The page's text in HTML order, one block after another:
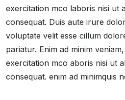
exercitation mco laboris nisi ut
consequat. Duis aute irure
voluptate velit esse cillum
pariatur. Enim ad minim
exercitation mco aboris nisi ut
consequat. enim ad minimquis